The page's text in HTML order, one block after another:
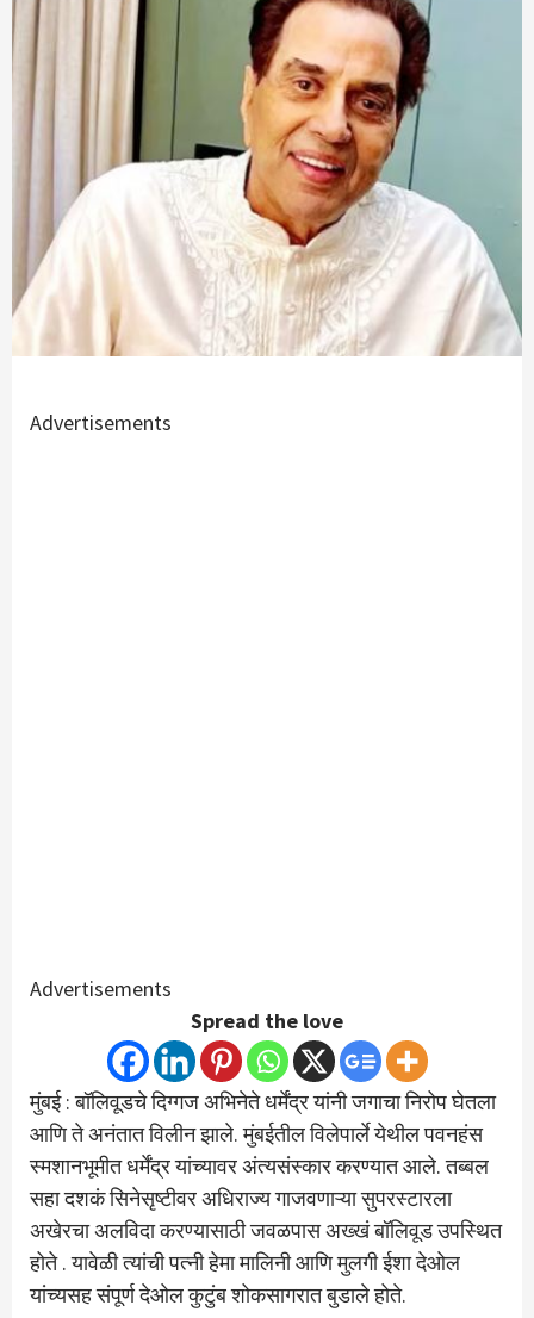
Advertisements
Advertisements
Spread the love
मुंबई : बॉलिवूडचे दिग्गज अभिनेते धर्मेंद्र यांनी जगाचा निरोप घेतला
आणि ते अनंतात विलीन झाले. मुंबईतील विलेपार्ले येथील पवनहंस
स्मशानभूमीत धर्मेंद्र यांच्यावर अंत्यसंस्कार करण्यात आले. तब्बल
सहा दशकं सिनेसृष्टीवर अधिराज्य गाजवणाऱ्या सुपरस्टारला
अखेरचा अलविदा करण्यासाठी जवळपास अख्खं बॉलिवूड उपस्थित
होते . यावेळी त्यांची पत्नी हेमा मालिनी आणि मुलगी ईशा देओल
यांच्यसह संपूर्ण देओल कुटुंब शोकसागरात बुडाले होते.